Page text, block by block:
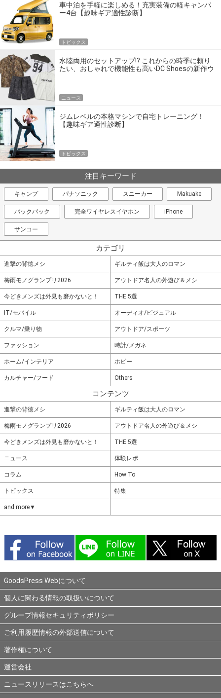
車中泊を手軽に楽しめる！充実装備の軽キャンパ
ー4台【趣味ギア適性診断】
トピックス
水陸両用のセットアップ!? これからの時季に頼り
たい、おしゃれで機能性も高いDC Shoesの新作ウ
ニュース
ジムレベルの本格マシンで自宅トレーニング！
【趣味ギア適性診断】
トピックス
注目キーワード
キャンプ パナソニック スニーカー Makuake
バックパック 完全ワイヤレスイヤホン iPhone
サンコー
カテゴリ
進撃の背徳メシ ギルティ飯は大人のロマン
梅雨モノグランプリ2026 アウトドア名人の外遊び＆メシ
今どきメンズは外見も磨かないと！ THE 5選
IT/モバイル オーディオ/ビジュアル
クルマ/乗り物 アウトドア/スポーツ
ファッション 時計/メガネ
ホーム/インテリア ホビー
カルチャー/フード Others
コンテンツ
進撃の背徳メシ ギルティ飯は大人のロマン
梅雨モノグランプリ2026 アウトドア名人の外遊び＆メシ
今どきメンズは外見も磨かないと！ THE 5選
ニュース 体験レポ
コラム How To
トピックス 特集
and more▼
GoodsPress Webについて
個人に関わる情報の取扱いについて
グループ情報セキュリティポリシー
ご利用履歴情報の外部送信について
著作権について
運営会社
ニュースリリースはこちらへ